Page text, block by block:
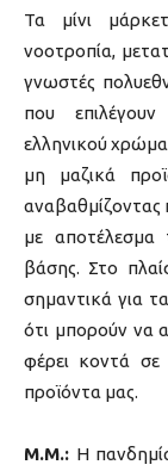
Τα μίνι
νοοτροπία,
γνωστές
που
ελληνικού
μη μαζικά
με αποτέλεσμα
βάσης. Στο
σημαντικά για
ότι μπορούν να
φέρει κοντά σε
προϊόντα μας.
M.M.: Η